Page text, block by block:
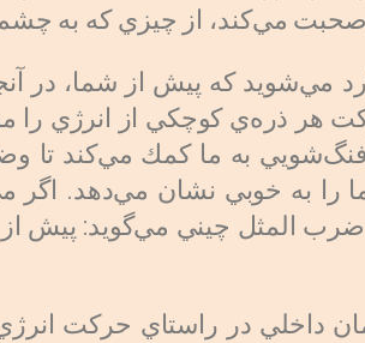
مي‌كند، از چيزي كه به
مي‌شويد كه پيش از شما، در
هر ذره‌ي كوچكي از انرژي را
فنگ‌شويي به ما كمك مي‌كند تا
ما را به خوبي نشان مي‌دهد.
المثل چيني مي‌گويد: پيش از
داخلي در راستاي حركت